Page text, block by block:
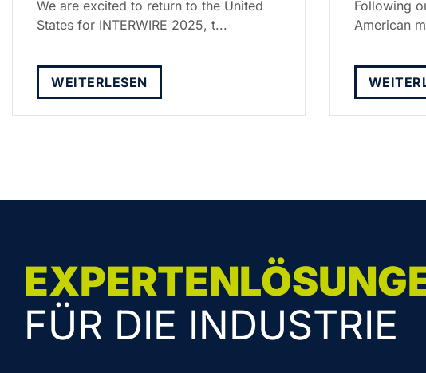
We are excited to return to the United
States for INTERWIRE 2025, t...
WEITERLESEN
Following
American
FÜR DIE INDUSTRIE